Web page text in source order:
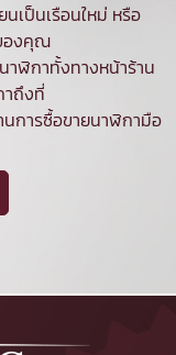
เป็นเรือนใหม่ หรือ
องคุณ
าฬิกาทั้งทางหน้าร้าน
าถึงที่
นการซื้อขายนาฬิกามือ